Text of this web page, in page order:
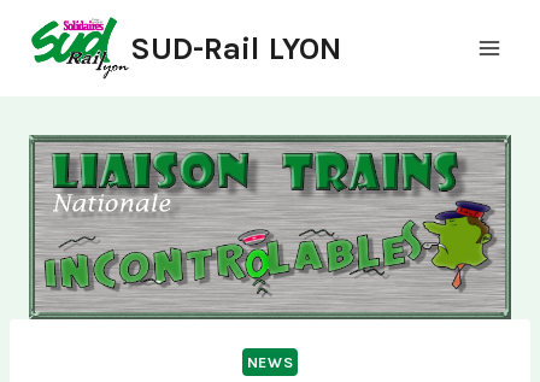
SUD-Rail LYON
NEWS